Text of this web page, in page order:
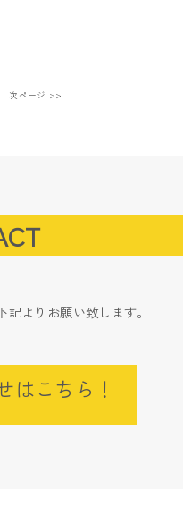
次ページ >>
よりお願い致します。
はこちら！